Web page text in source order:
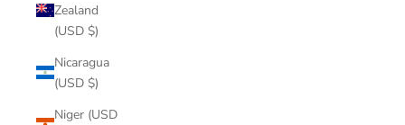
Zealand
(USD $)
Nicaragua
(USD $)
Niger (USD